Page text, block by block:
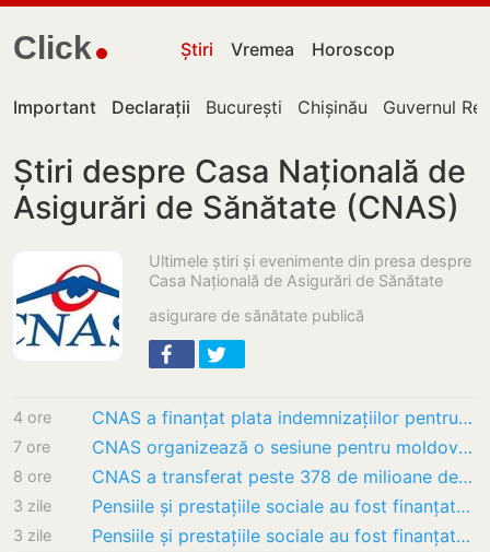
Click Știri Vremea Horoscop
Important Declarații București Chișinău Guvernul
Știri despre Casa Națională de
Asigurări de Sănătate (CNAS)
Ultimele știri și evenimente din presa despre
Casa Națională de Asigurări de Sănătate
asigurare de sănătate publică
4 ore CNAS a finanțat plata indemnizațiilor pentru familii și alte prestații sociale în valoare…
7 ore CNAS organizează o sesiune pentru moldovenii din țară și diasporă: Vor fi discutate…
8 ore CNAS a transferat peste 378 de milioane de lei pentru indemnizații destinate familiilor cu…
3 zile Pensiile și prestațiile sociale au fost finanțate către beneficiarii care primesc banii…
3 zile Pensiile și prestațiile sociale au fost finanțate. De unde pot ridica banii persoanele…